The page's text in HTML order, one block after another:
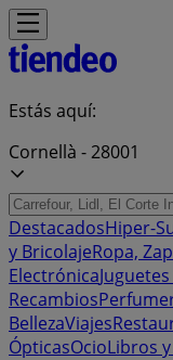
Estás aquí:
Cornellà - 28001
DestacadosHiper-
y BricolajeRopa,
Electrónica
Recambios
BellezaViajes
ÓpticasOcioLibros